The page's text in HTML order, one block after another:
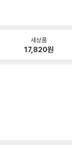
새상품
17,820원